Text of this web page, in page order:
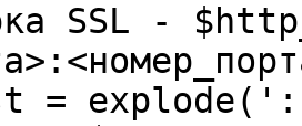
SSL -
= explode(':',